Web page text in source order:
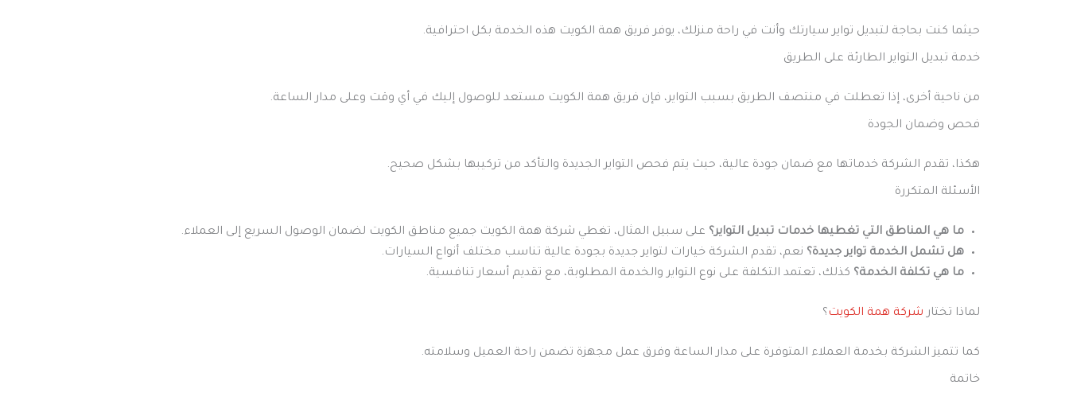
حيثما كنت بحاجة لتبديل تواير سيارتك وأنت في راحة منزلك، يوفر فريق همة الكويت هذه الخدمة بكل احترافية.
خدمة تبديل التواير الطارئة على الطريق
من ناحية أخرى، إذا تعطلت في منتصف الطريق بسبب التواير، فإن فريق همة الكويت مستعد للوصول إليك في أي وقت وعلى مدار الساعة.
فحص وضمان الجودة
هكذا، تقدم الشركة خدماتها مع ضمان جودة عالية، حيث يتم فحص التواير الجديدة والتأكد من تركيبها بشكل صحيح.
الأسئلة المتكررة
ما هي المناطق التي تغطيها خدمات تبديل التواير؟ على سبيل المثال، تغطي شركة همة الكويت جميع مناطق الكويت لضمان الوصول السريع إلى العملاء.
هل تشمل الخدمة تواير جديدة؟ نعم، تقدم الشركة خيارات لتواير جديدة بجودة عالية تناسب مختلف أنواع السيارات.
ما هي تكلفة الخدمة؟ كذلك، تعتمد التكلفة على نوع التواير والخدمة المطلوبة، مع تقديم أسعار تنافسية.
لماذا تختار شركة همة الكويت ؟
كما تتميز الشركة بخدمة العملاء المتوفرة على مدار الساعة وفرق عمل مجهزة تضمن راحة العميل وسلامته.
خاتمة